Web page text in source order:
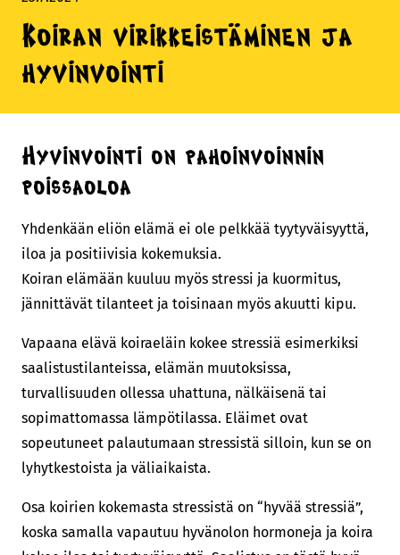
Koiran virikkeistäminen ja
hyvinvointi
Hyvinvointi on pahoinvoinnin
poissaoloa
Yhdenkään eliön elämä ei ole pelkkää tyytyväisyyttä,
iloa ja positiivisia kokemuksia.
Koiran elämään kuuluu myös stressi ja kuormitus,
jännittävät tilanteet ja toisinaan myös akuutti kipu.
Vapaana elävä koiraeläin kokee stressiä esimerkiksi
saalistustilanteissa, elämän muutoksissa,
turvallisuuden ollessa uhattuna, nälkäisenä tai
sopimattomassa lämpötilassa. Eläimet ovat
sopeutuneet palautumaan stressistä silloin, kun se on
lyhytkestoista ja väliaikaista.
Osa koirien kokemasta stressistä on “hyvää stressiä”,
koska samalla vapautuu hyvänolon hormoneja ja koira